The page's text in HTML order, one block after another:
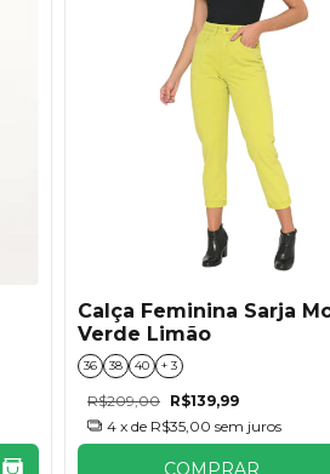
Calça Feminina Sarja
Verde Limão
36 38 40 + 3
R$209,00 R$139,99
4 x de R$35,00 sem juros
COMPRAR